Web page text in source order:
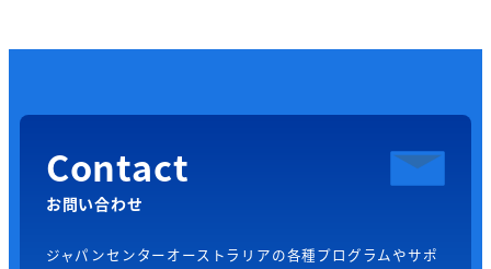
Contact
お問い合わせ
ジャパンセンターオーストラリアの各種プログラムやサポ